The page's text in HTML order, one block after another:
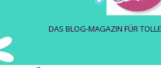
DAS BLOG-MAGAZIN FÜR